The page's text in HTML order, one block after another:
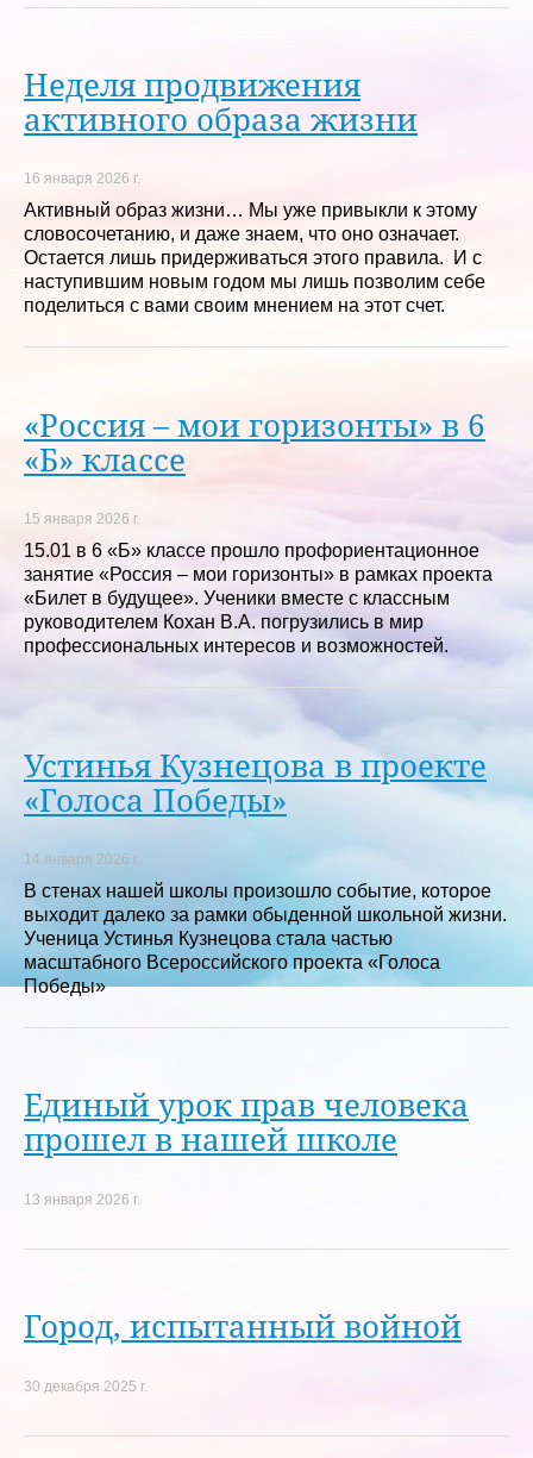
Неделя продвижения
активного образа жизни
16 января 2026 г.
Активный образ жизни… Мы уже привыкли к этому
словосочетанию, и даже знаем, что оно означает.
Остается лишь придерживаться этого правила. И с
наступившим новым годом мы лишь позволим себе
поделиться с вами своим мнением на этот счет.
«Россия – мои горизонты» в 6
«Б» классе
15 января 2026 г.
15.01 в 6 «Б» классе прошло профориентационное
занятие «Россия – мои горизонты» в рамках проекта
«Билет в будущее». Ученики вместе с классным
руководителем Кохан В.А. погрузились в мир
профессиональных интересов и возможностей.
Устинья Кузнецова в проекте
«Голоса Победы»
14 января 2026 г.
В стенах нашей школы произошло событие, которое
выходит далеко за рамки обыденной школьной жизни.
Ученица Устинья Кузнецова стала частью
масштабного Всероссийского проекта «Голоса
Победы»
Единый урок прав человека
прошел в нашей школе
13 января 2026 г.
Город, испытанный войной
30 декабря 2025 г.